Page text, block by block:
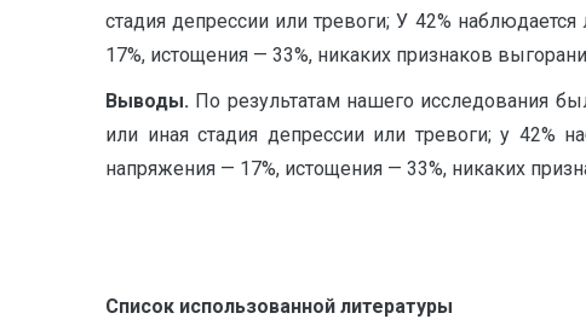
стадия депрессии или тревоги; У 42%
17%, истощения — 33%, никаких признаков
Выводы. По результатам нашего исследования
или иная стадия депрессии или тревоги; у 42%
напряжения — 17%, истощения — 33%, никаких
Список использованной литературы